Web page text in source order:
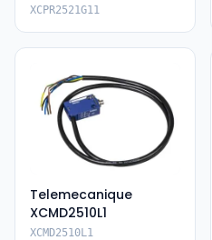
XCPR2521G11
Telemecanique
XCMD2510L1
XCMD2510L1